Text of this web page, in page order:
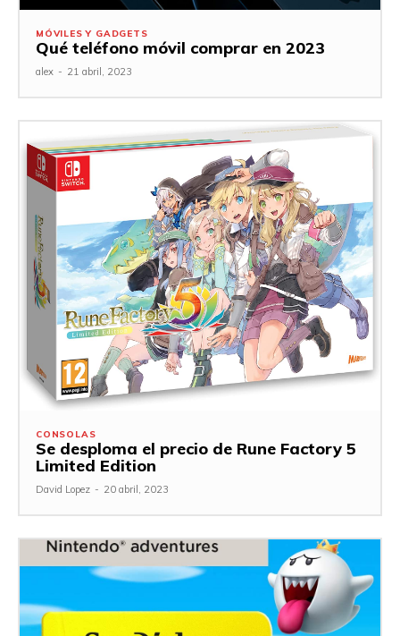
MÓVILES Y GADGETS
Qué teléfono móvil comprar en 2023
alex - 21 abril, 2023
CONSOLAS
Se desploma el precio de Rune Factory 5
Limited Edition
David Lopez - 20 abril, 2023